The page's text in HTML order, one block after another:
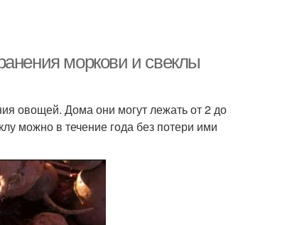
моркови и свеклы
овощей. Дома они могут лежать от 2 до
можно в течение года без потери ими